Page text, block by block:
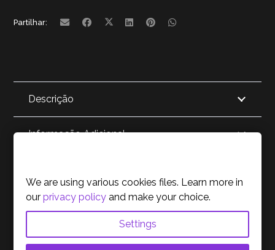
Donuts
Partilhar:
Descrição
Informação Adicional
Acerca da Marca
We are using various cookies files. Learn more in
ourprivacy policy and make your choice.
Settings